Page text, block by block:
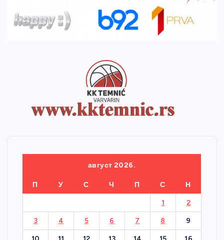
август 2026.
П У С Ч П С Н
1 2
3 4 5 6 7 8 9